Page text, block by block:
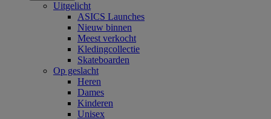
Uitgelicht
ASICS Launches
Nieuw binnen
Meest verkocht
Kledingcollectie
Skateboarden
Op geslacht
Heren
Dames
Kinderen
Unisex